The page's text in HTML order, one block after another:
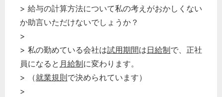
> 給与の計算方法について私の考えがおかしくない
か助言いただけないでしょうか？
>
> 私の勤めている会社は試用期間は日給制で、正社
員になると 月給制に変わります。
> （就業規則で決められています）
>